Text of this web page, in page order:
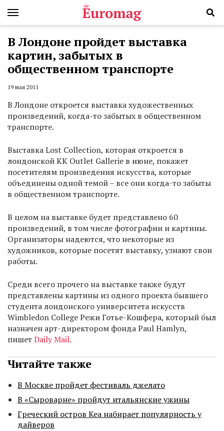
В Лондоне пройдет выставка
картин, забытых в
общественном транспорте
19 мая 2011
В Лондоне откроется выставка художественных
произведений, когда-то забытых в общественном
транспорте.
Выставка Lost Collection, которая откроется в
лондонской KK Outlet Gallerie в июне, покажет
посетителям произведения искусства, которые
объединены одной темой – все они когда-то забыты
в общественном транспорте.
В целом на выставке будет представлено 60
произведений, в том числе фотографии и картины.
Организаторы надеются, что некоторые из
художников, которые посетят выставку, узнают свои
работы.
Среди всего прочего на выставке также будут
представлены картины из одного проекта бывшего
студента лондонского университета искусств
Wimbledon College Режи Готье-Кошфера, который был
назначен арт-директором фонда Paul Hamlyn,
пишет Daily Mail.
Читайте также
В Москве пройдет фестиваль джелато
В «Сыроварне» пройдут итальянские ужины
Греческий остров Кеа набирает популярность у
дайверов